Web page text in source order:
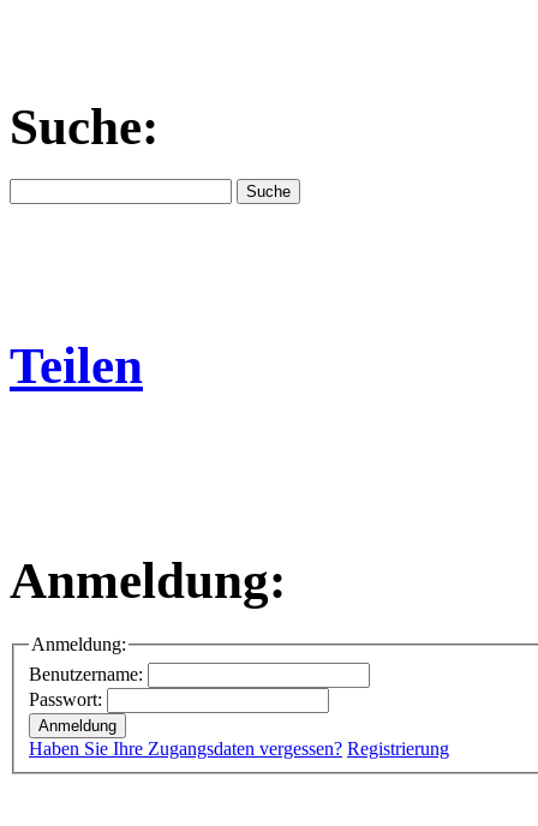
Suche:
Teilen
Anmeldung:
Anmeldung:
Benutzername:
Passwort:
Haben Sie Ihre Zugangsdaten vergessen? Registrierung